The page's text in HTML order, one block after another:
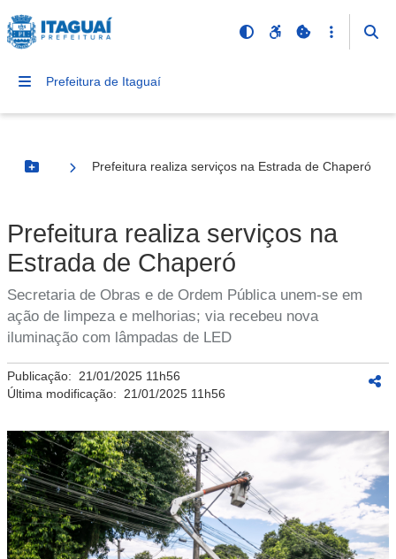
Prefeitura de Itaguaí
Botão Menu
Prefeitura realiza serviços na Estrada de Chaperó
Prefeitura realiza serviços na
Estrada de Chaperó
Secretaria de Obras e de Ordem Pública unem-se em
ação de limpeza e melhorias; via recebeu nova
iluminação com lâmpadas de LED
Publicação: 21/01/2025 11h56
Última modificação: 21/01/2025 11h56